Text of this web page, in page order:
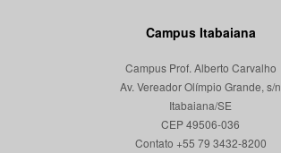
Campus Itabaiana
Campus Prof. Alberto Carvalho
Av. Vereador Olímpio Grande, s/n
Itabaiana/SE
CEP 49506-036